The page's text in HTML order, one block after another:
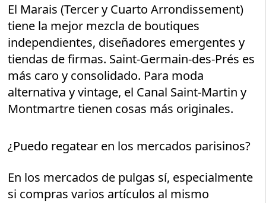
El Marais (Tercer y Cuarto Arrondissement)
tiene la mejor mezcla de boutiques
independientes, diseñadores emergentes y
tiendas de firmas. Saint-Germain-des-Prés es
más caro y consolidado. Para moda
alternativa y vintage, el Canal Saint-Martin y
Montmartre tienen cosas más originales.
¿Puedo regatear en los mercados parisinos?
En los mercados de pulgas sí, especialmente
si compras varios artículos al mismo